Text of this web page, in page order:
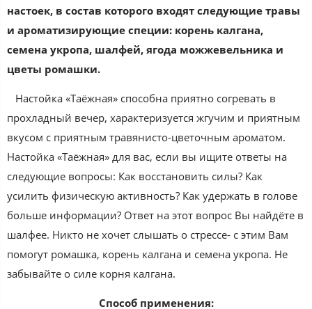
настоек, в состав которого входят следующие травы
и ароматизирующие специи: корень калгана,
семена укропа, шалфей, ягода можжевельника и
цветы ромашки.
Настойка «Таёжная» способна приятно согревать в
прохладный вечер, характеризуется жгучим и приятным
вкусом с приятным травянисто-цветочным ароматом.
Настойка «Таёжная» для вас, если вы ищите ответы на
следующие вопросы: Как восстановить силы? Как
усилить физическую активность? Как удержать в голове
больше информации? Ответ на этот вопрос Вы найдёте в
шалфее. Никто не хочет слышать о стрессе- с этим Вам
помогут ромашка, корень калгана и семена укропа. Не
забывайте о силе корня калгана.
Способ применения: